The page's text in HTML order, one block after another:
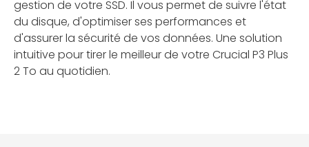
gestion de votre SSD. Il vous permet de suivre l'état
du disque, d'optimiser ses performances et
d'assurer la sécurité de vos données. Une solution
intuitive pour tirer le meilleur de votre Crucial P3 Plus
2 To au quotidien.